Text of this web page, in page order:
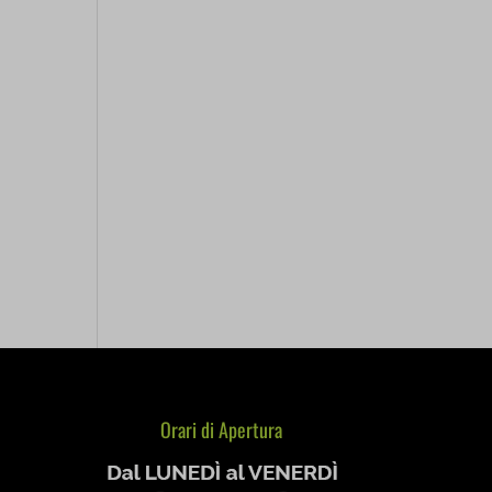
Orari di Apertura